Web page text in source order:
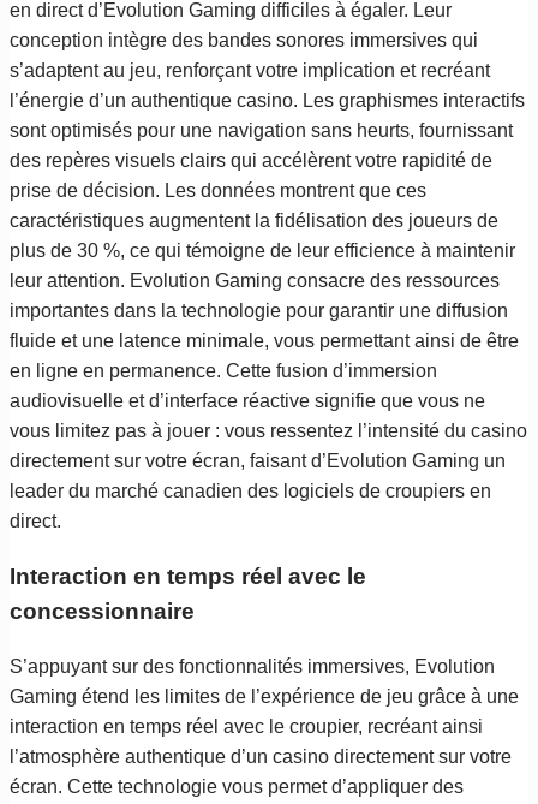
en direct d’Evolution Gaming difficiles à égaler. Leur
conception intègre des bandes sonores immersives qui
s’adaptent au jeu, renforçant votre implication et recréant
l’énergie d’un authentique casino. Les graphismes interactifs
sont optimisés pour une navigation sans heurts, fournissant
des repères visuels clairs qui accélèrent votre rapidité de
prise de décision. Les données montrent que ces
caractéristiques augmentent la fidélisation des joueurs de
plus de 30 %, ce qui témoigne de leur efficience à maintenir
leur attention. Evolution Gaming consacre des ressources
importantes dans la technologie pour garantir une diffusion
fluide et une latence minimale, vous permettant ainsi de être
en ligne en permanence. Cette fusion d’immersion
audiovisuelle et d’interface réactive signifie que vous ne
vous limitez pas à jouer : vous ressentez l’intensité du casino
directement sur votre écran, faisant d’Evolution Gaming un
leader du marché canadien des logiciels de croupiers en
direct.
Interaction en temps réel avec le
concessionnaire
S’appuyant sur des fonctionnalités immersives, Evolution
Gaming étend les limites de l’expérience de jeu grâce à une
interaction en temps réel avec le croupier, recréant ainsi
l’atmosphère authentique d’un casino directement sur votre
écran. Cette technologie vous permet d’appliquer des